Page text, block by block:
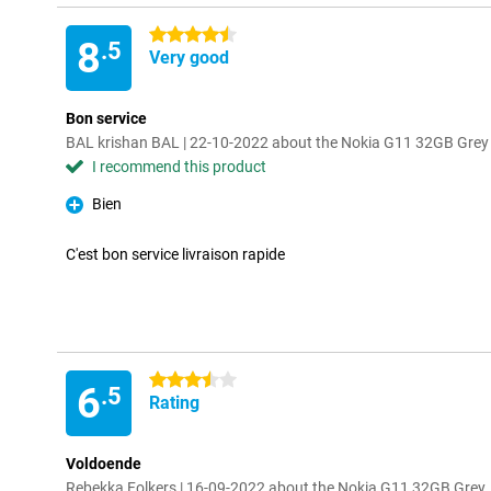
8.5
4.5 stars
Very good
Bon service
BAL krishan BAL | 22-10-2022 about the Nokia G11 32GB Grey
I recommend this product
Pro
Bien
C'est bon service livraison rapide
6.5
3.5 stars
Rating
Voldoende